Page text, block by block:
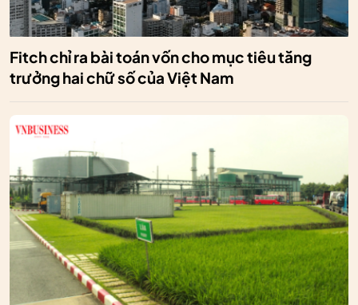
Fitch chỉ ra bài toán vốn cho mục tiêu tăng
trưởng hai chữ số của Việt Nam